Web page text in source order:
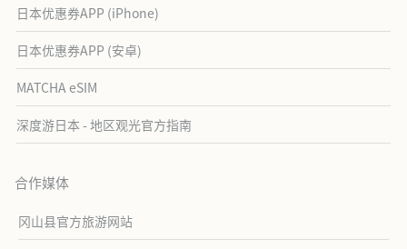
日本优惠券APP (iPhone)
日本优惠券APP (安卓)
MATCHA eSIM
深度游日本 - 地区观光官方指南
合作媒体
冈山县官方旅游网站